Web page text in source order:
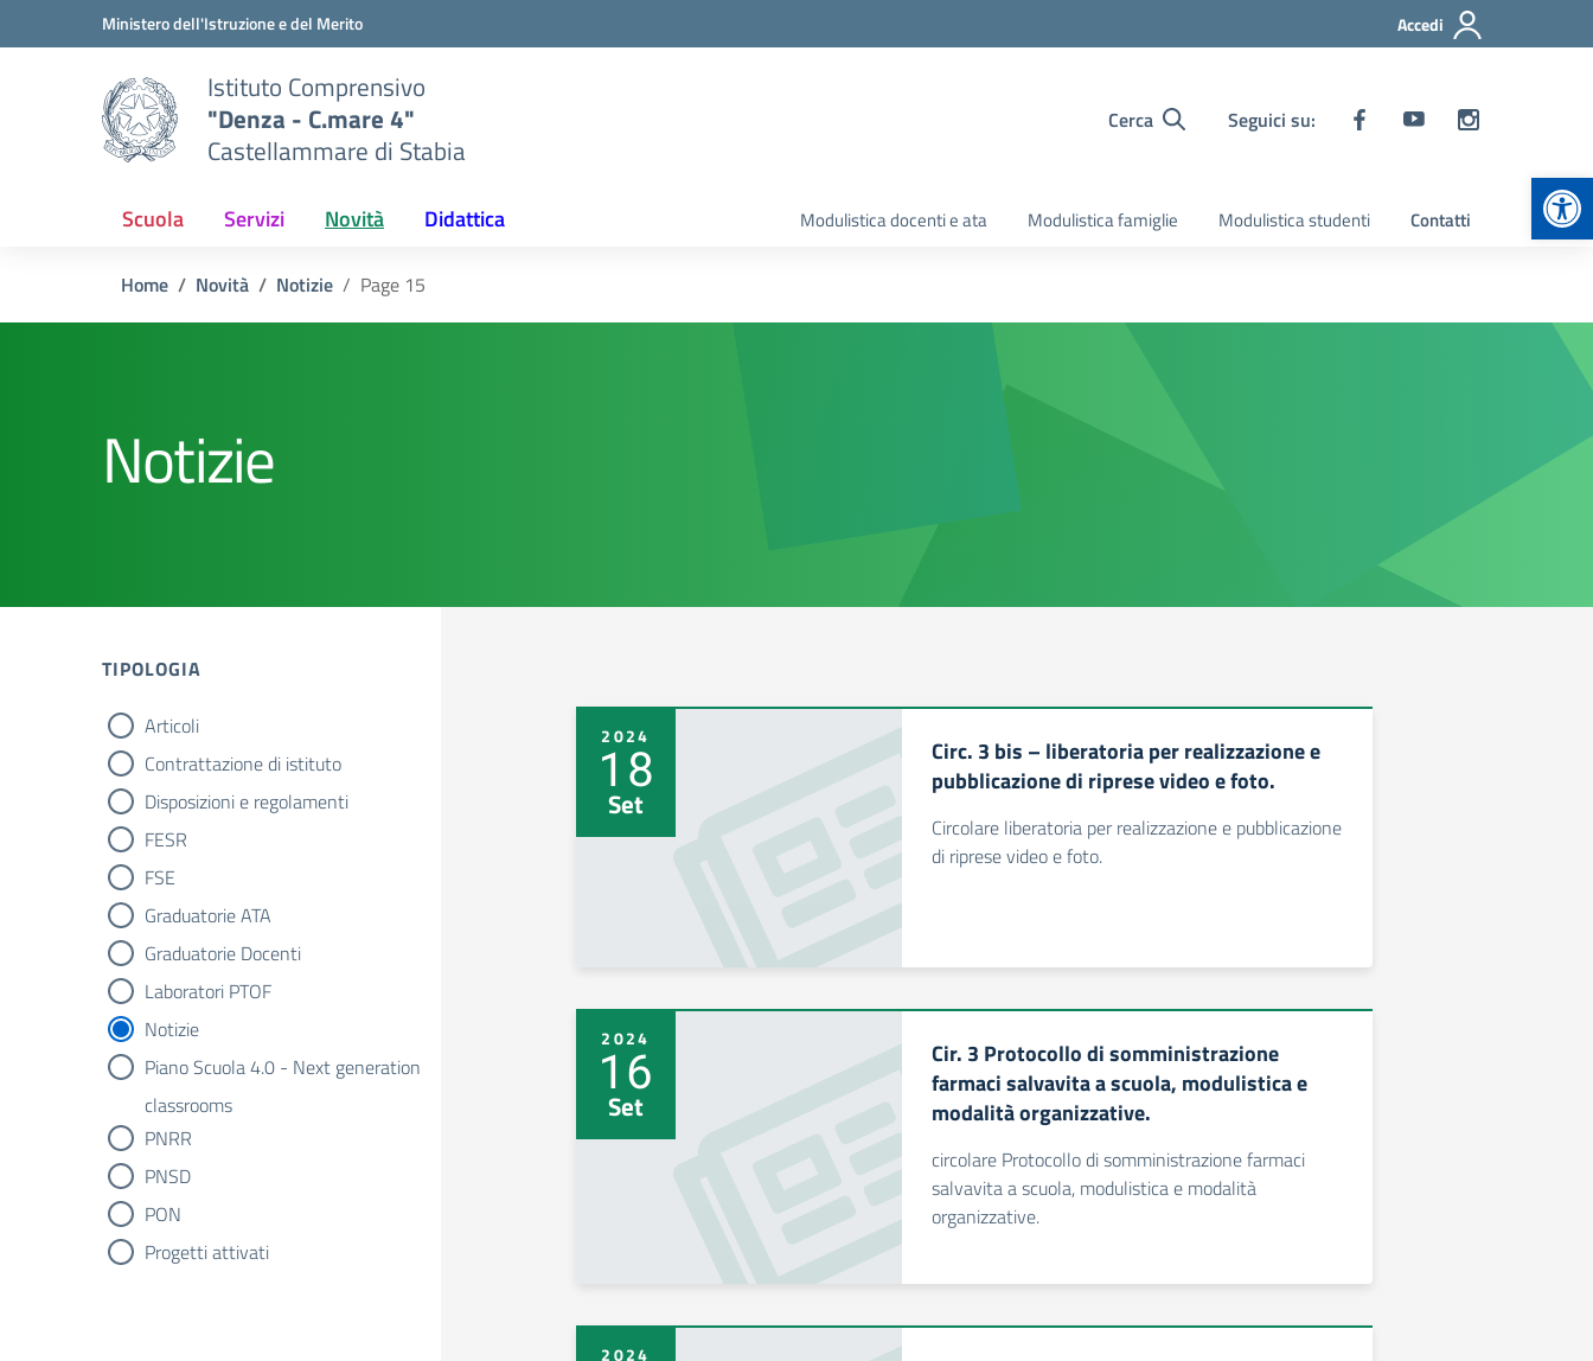
Vai ai contenuti
Vai al menu di navigazioneMinistero dell'Istruzione e del Merito Accedi
Istituto Comprensivo
"Denza - C.mare 4"
Castellammare di Stabia
Cerca Seguici su:
Scuola Servizi Novità Didattica Modulistica docenti e ata Modulistica famiglie Modulistica studenti Contatti
Home Novità Notizie Page 15
Notizie
TIPOLOGIA
tipologia di articoli
Articoli
Contrattazione di istituto
Disposizioni e regolamenti
FESR
FSE
Graduatorie ATA
Graduatorie Docenti
Laboratori PTOF
Notizie
Piano Scuola 4.0 - Next generation
classrooms
PNRR
PNSD
PON
Progetti attivati
2024
18
Set
Circ. 3 bis – liberatoria per realizzazione e
pubblicazione di riprese video e foto.
Circolare liberatoria per realizzazione e pubblicazione
di riprese video e foto.
2024
16
Set
Cir. 3 Protocollo di somministrazione
farmaci salvavita a scuola, modulistica e
modalità organizzative.
circolare Protocollo di somministrazione farmaci
salvavita a scuola, modulistica e modalità
organizzative.
2024